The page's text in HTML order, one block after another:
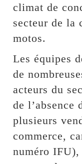
climat de
secteur de la
motos.
Les équipes
de
acteurs du
de l’absence
plusieurs
commerce,
numéro IFU),